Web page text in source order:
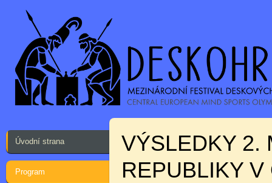
Úvodní strana
Program
VÝSLEDKY 2.
REPUBLIKY